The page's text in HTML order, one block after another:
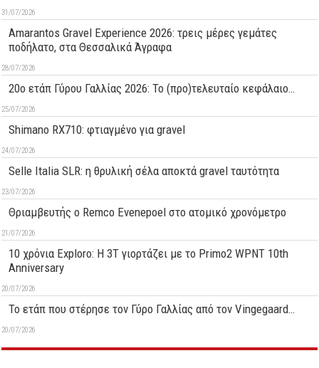
31/07/2026
Amarantos Gravel Experience 2026: τρεις μέρες γεμάτες
ποδήλατο, στα Θεσσαλικά Άγραφα
28/07/2026
20ο ετάπ Γύρου Γαλλίας 2026: Το (προ)τελευταίο κεφάλαιο…
25/07/2026
Shimano RX710: φτιαγμένο για gravel
24/07/2026
Selle Italia SLR: η θρυλική σέλα αποκτά gravel ταυτότητα
23/07/2026
Θριαμβευτής ο Remco Evenepoel στο ατομικό χρονόμετρο
21/07/2026
10 χρόνια Exploro: Η 3T γιορτάζει με το Primo2 WPNT 10th
Anniversary
20/07/2026
Το ετάπ που στέρησε τον Γύρο Γαλλίας από τον Vingegaard…
20/07/2026